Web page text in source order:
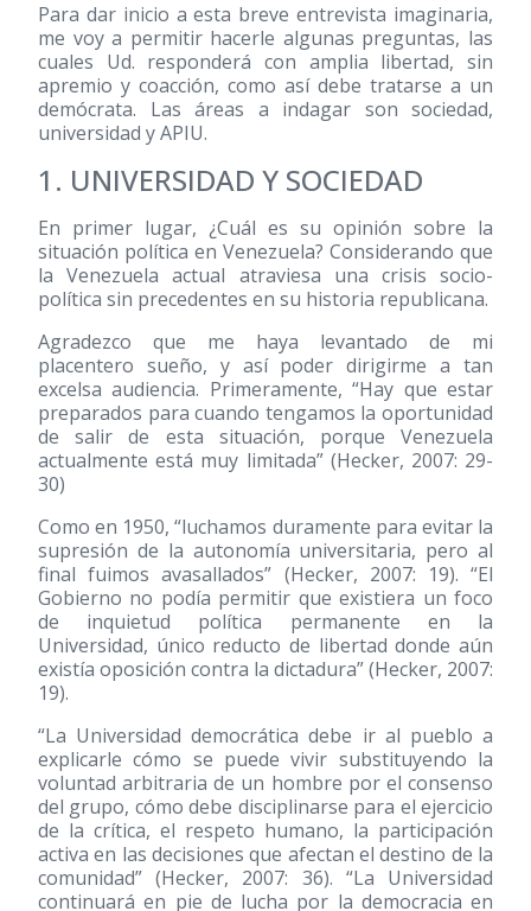
Para dar inicio a esta breve entrevista imaginaria,
me voy a permitir hacerle algunas preguntas, las
cuales Ud. responderá con amplia libertad, sin
apremio y coacción, como así debe tratarse a un
demócrata. Las áreas a indagar son sociedad,
universidad y APIU.
1. UNIVERSIDAD Y SOCIEDAD
En primer lugar, ¿Cuál es su opinión sobre la
situación política en Venezuela? Considerando que
la Venezuela actual atraviesa una crisis socio-
política sin precedentes en su historia republicana.
Agradezco que me haya levantado de mi
placentero sueño, y así poder dirigirme a tan
excelsa audiencia. Primeramente, “Hay que estar
preparados para cuando tengamos la oportunidad
de salir de esta situación, porque Venezuela
actualmente está muy limitada” (Hecker, 2007: 29-
30)
Como en 1950, “luchamos duramente para evitar la
supresión de la autonomía universitaria, pero al
final fuimos avasallados” (Hecker, 2007: 19). “El
Gobierno no podía permitir que existiera un foco
de inquietud política permanente en la
Universidad, único reducto de libertad donde aún
existía oposición contra la dictadura” (Hecker, 2007:
19).
“La Universidad democrática debe ir al pueblo a
explicarle cómo se puede vivir substituyendo la
voluntad arbitraria de un hombre por el consenso
del grupo, cómo debe disciplinarse para el ejercicio
de la crítica, el respeto humano, la participación
activa en las decisiones que afectan el destino de la
comunidad” (Hecker, 2007: 36). “La Universidad
continuará en pie de lucha por la democracia en